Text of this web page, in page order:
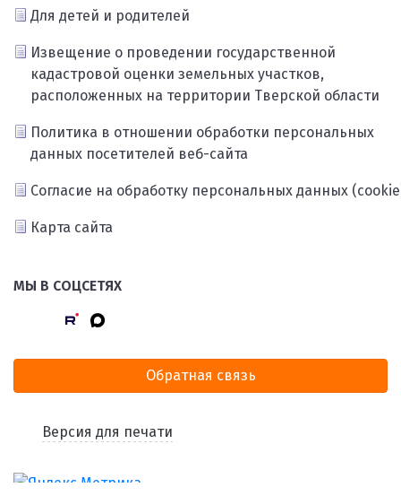
Для детей и родителей
Извещение о проведении государственной
кадастровой оценки земельных участков,
расположенных на территории Тверской области
Политика в отношении обработки персональных
данных посетителей веб-сайта
Согласие на обработку персональных данных
Карта сайта
МЫ В СОЦСЕТЯХ
Обратная связь
Версия для печати